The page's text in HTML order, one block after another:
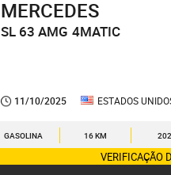
MERCEDES
SL 63 AMG 4MATIC
11/10/2025 ESTADOS
GASOLINA 16 KM
VERIFICAÇÃO